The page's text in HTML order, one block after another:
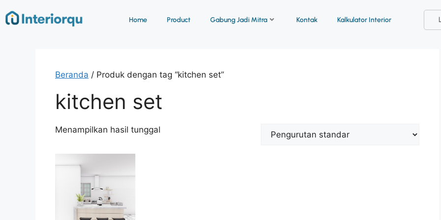
Home Product Gabung Jadi Mitra Kontak Kalkulator Interior
Beranda / Produk dengan tag “kitchen set”
kitchen set
Menampilkan hasil tunggal